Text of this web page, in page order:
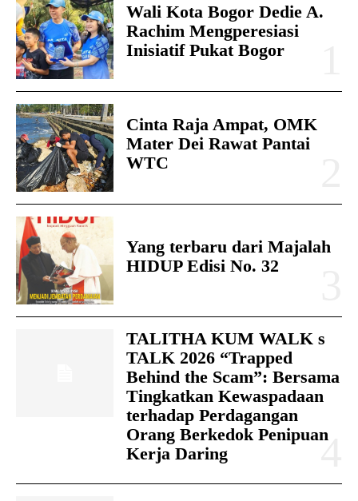
Wali Kota Bogor Dedie A.
Rachim Mengperesiasi
Inisiatif Pukat Bogor
Cinta Raja Ampat, OMK
Mater Dei Rawat Pantai
WTC
Yang terbaru dari Majalah
HIDUP Edisi No. 32
TALITHA KUM WALK s
TALK 2026 “Trapped
Behind the Scam”: Bersama
Tingkatkan Kewaspadaan
terhadap Perdagangan
Orang Berkedok Penipuan
Kerja Daring